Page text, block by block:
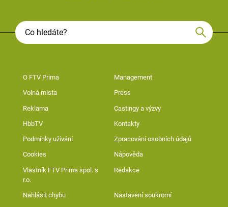
O FTV Prima Management
Volná místa Press
Reklama Castingy a výzvy
HbbTV Kontakty
Podmínky užívání Zpracování osobních údajů
Cookies Nápověda
Vlastník FTV Prima spol. s
r.o.
Redakce
Nahlásit chybu Nastavení soukromí